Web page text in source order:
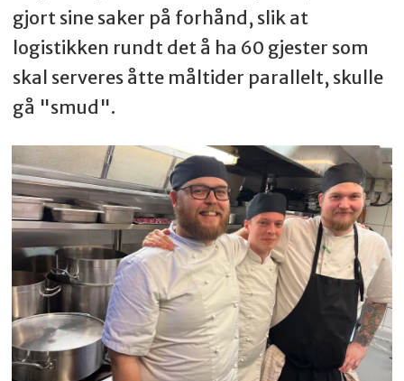
gjort sine saker på forhånd, slik at
logistikken rundt det å ha 60 gjester som
skal serveres åtte måltider parallelt, skulle
gå "smud".